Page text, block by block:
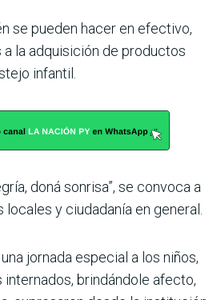
se pueden hacer en efectivo,
la adquisición de productos
infantil.
doná sonrisa”, se convoca a
y ciudadanía en general.
jornada especial a los niños,
brindándole afecto,